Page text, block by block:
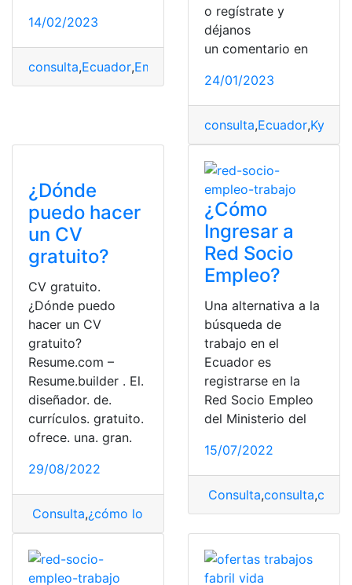
14/02/2023
consulta,Ecuador,Empleo
o regístrate y
déjanos
un comentario en
24/01/2023
consulta,Ecuador,Kywi
¿Dónde
puedo hacer
un CV
gratuito?
CV gratuito.
¿Dónde puedo
hacer un CV
gratuito?
Resume.com –
Resume.builder . El.
diseñador. de.
currículos. gratuito.
ofrece. una. gran.
29/08/2022
Consulta,¿cómo lo hago? gratis,hoja de vida,redactar
¿Cómo
Ingresar a
Red Socio
Empleo?
Una alternativa a la
búsqueda de
trabajo en el
Ecuador es
registrarse en la
Red Socio Empleo
del Ministerio del
15/07/2022
Consulta,consulta,